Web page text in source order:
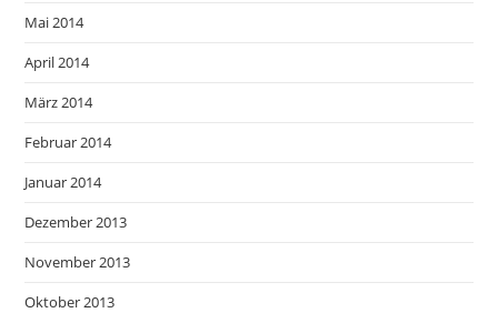
Mai 2014
April 2014
März 2014
Februar 2014
Januar 2014
Dezember 2013
November 2013
Oktober 2013